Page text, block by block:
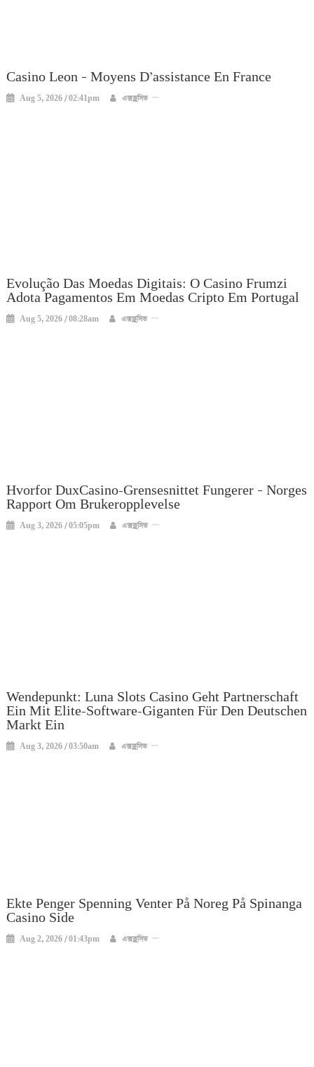
Casino Leon – Moyens D’assistance En France
Aug 5, 2026 / 02:41pm এক্সক্লুসিভ
Evolução Das Moedas Digitais: O Casino Frumzi
Adota Pagamentos Em Moedas Cripto Em Portugal
Aug 5, 2026 / 08:28am এক্সক্লুসিভ
Hvorfor DuxCasino-Grensesnittet Fungerer – Norges
Rapport Om Brukeropplevelse
Aug 3, 2026 / 05:05pm এক্সক্লুসিভ
Wendepunkt: Luna Slots Casino Geht Partnerschaft
Ein Mit Elite-Software-Giganten Für Den Deutschen
Markt Ein
Aug 3, 2026 / 03:50am এক্সক্লুসিভ
Ekte Penger Spenning Venter På Noreg På Spinanga
Casino Side
Aug 2, 2026 / 01:43pm এক্সক্লুসিভ